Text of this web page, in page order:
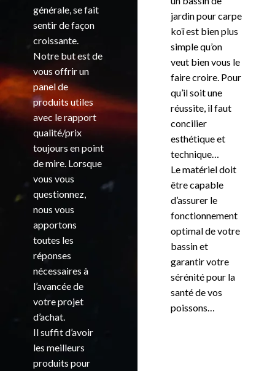
générale, se fait
sentir de façon
croissante.
Notre but est de
vous offrir un
panel de
produits utiles
avec le rapport
qualité/prix
toujours en point
de mire. Lorsque
vous vous
questionnez,
nous vous
apportons
toutes les
réponses
nécessaires à
l’avancée de
votre projet
d’achat.
Il suffit d’avoir
les meilleurs
produits pour
jardin pour carpe
koï est bien plus
simple qu’on
veut bien vous le
faire croire. Pour
qu’il soit une
réussite, il faut
concilier
esthétique et
technique…
Le matériel doit
être capable
d’assurer le
fonctionnement
optimal de votre
bassin et
garantir votre
sérénité pour la
santé de vos
poissons…